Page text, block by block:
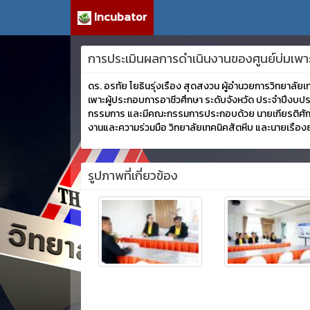
Incubator
การประเมินผลการดำเนินงานของศูนย์บ่มเ
ดร. อรทัย โยธินรุ่งเรือง สุดสงวน ผู้อำนวยการวิทยาลั
เพาะผู้ประกอบการอาชีวศึกษา ระดับจังหวัด ประจำปีง
กรรมการ และมีคณะกรรมการประกอบด้วย นายเกียรติ
งานและความร่วมมือ วิทยาลัยเทคนิคสัตหีบ และนายเรื
รูปภาพที่เกี่ยวข้อง